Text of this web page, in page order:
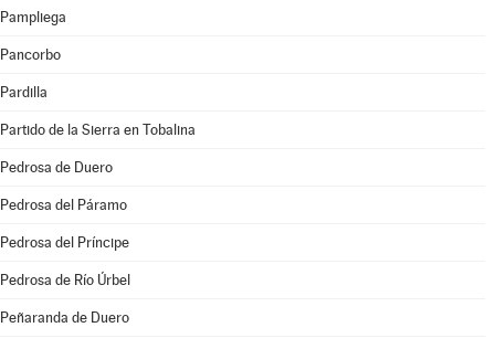
Pampliega
Pancorbo
Pardilla
Partido de la Sierra en Tobalina
Pedrosa de Duero
Pedrosa del Páramo
Pedrosa del Príncipe
Pedrosa de Río Úrbel
Peñaranda de Duero